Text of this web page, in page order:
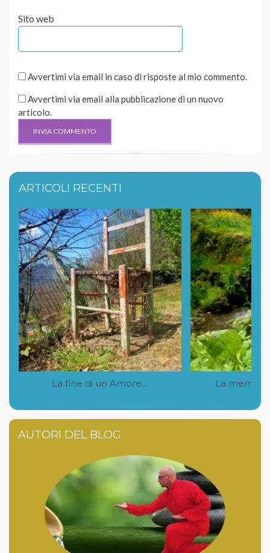
Sito web
Avvertimi via email in caso di risposte al mio commento.
Avvertimi via email alla pubblicazione di un nuovo
articolo.
ARTICOLI RECENTI
La fine di un Amore… La
AUTORI DEL BLOG